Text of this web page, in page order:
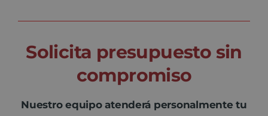
Solicita presupuesto sin
compromiso
Nuestro equipo atenderá personalmente tu